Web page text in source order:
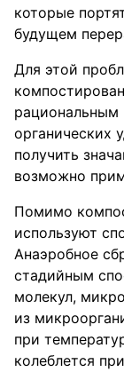
которые
будущем
Для этой
рациональным
органических
получить
возможно
Помимо
используют
Анаэробное
стадийным
молекул,
из
при
колеблется